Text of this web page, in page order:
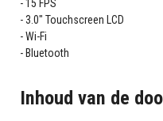
15 FPS
3.0" Touchscreen LCD
Wi-Fi
Bluetooth
Inhoud van de